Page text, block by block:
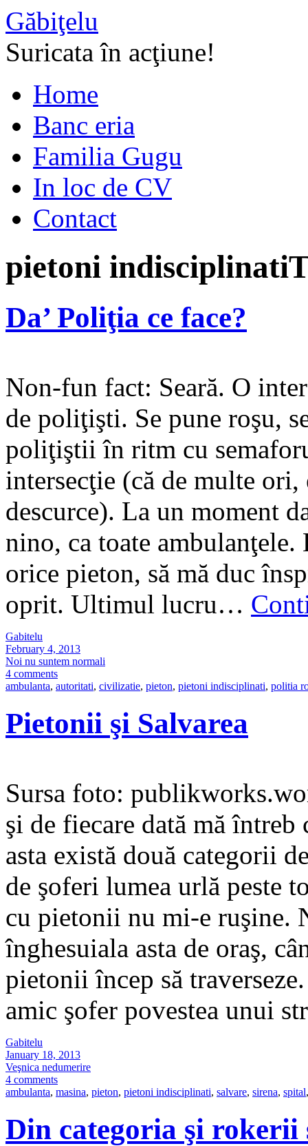
Găbiţelu
Suricata în acţiune!
Home
Banc eria
Familia Gugu
In loc de CV
Contact
pietoni indisciplinati
Da’ Poliţia ce face?
Non-fun fact: Seară. O
de poliţişti. Se pune roşu,
poliţiştii în ritm cu
intersecţie (că de multe
descurce). La un moment
nino, ca toate ambulanţele.
orice pieton, să mă duc
oprit. Ultimul lucru…
Gabitelu
February 4, 2013
Noi nu suntem normali
4 comments
ambulanta, autoritati, civilizatie, pieton, pietoni indisciplinati, politia
Pietonii şi Salvarea
Sursa foto:
şi de fiecare dată mă
asta există două categorii
de şoferi lumea urlă peste
cu pietonii nu mi-e ruşine.
înghesuiala asta de oraş,
pietonii încep să
amic şofer povestea unui
Gabitelu
January 18, 2013
Veşnica nedumerire
4 comments
ambulanta, masina, pieton, pietoni indisciplinati, salvare, sirena, spital,
Din categoria şi rokerii